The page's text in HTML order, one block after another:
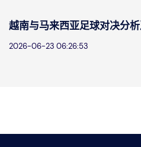
越南与马来西亚足球对决分
2026-06-23 06:26:53